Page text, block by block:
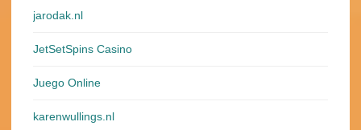
jarodak.nl
JetSetSpins Casino
Juego Online
karenwullings.nl